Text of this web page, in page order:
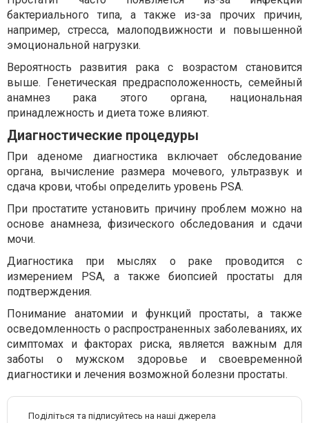
бактериального типа, а также из-за прочих причин,
например, стресса, малоподвижности и повышенной
эмоциональной нагрузки.
Вероятность развития рака с возрастом становится
выше. Генетическая предрасположенность, семейный
анамнез рака этого органа, национальная
принадлежность и диета тоже влияют.
Диагностические процедуры
При аденоме диагностика включает обследование
органа, вычисление размера мочевого, ультразвук и
сдача крови, чтобы определить уровень PSA.
При простатите установить причину проблем можно на
основе анамнеза, физического обследования и сдачи
мочи.
Диагностика при мыслях о раке проводится с
измерением PSA, а также биопсией простаты для
подтверждения.
Понимание анатомии и функций простаты, а также
осведомленность о распространенных заболеваниях, их
симптомах и факторах риска, является важным для
заботы о мужском здоровье и своевременной
диагностики и лечения возможной болезни простаты.
Поділіться та підписуйтесь на наші джерела